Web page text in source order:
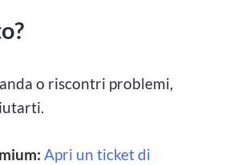
o riscontri problemi,
Apri un ticket di